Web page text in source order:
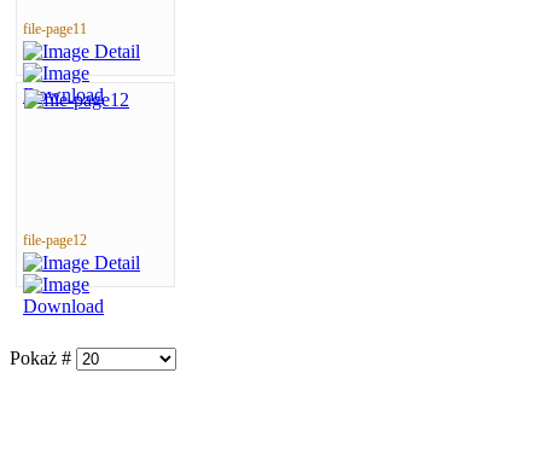
file-page11
file-page12
Pokaż #